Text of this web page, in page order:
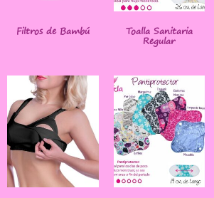
Filtros de Bambú Toalla Sanitaria
Regular